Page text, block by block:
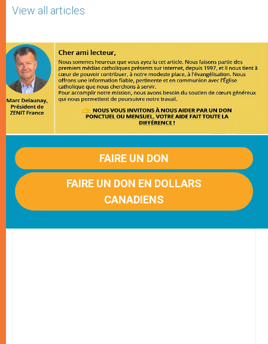
View all articles
FAIRE UN DON
FAIRE UN DON EN DOLLARS
CANADIENS